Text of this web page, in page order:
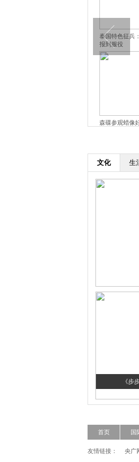
泰国特色征兵
报到服役
森碟参观蜡像
文化 生
《步
首页 国
友情链接： 央广